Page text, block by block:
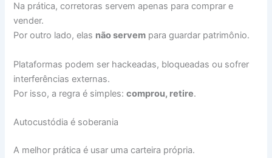
Na prática, corretoras servem apenas para comprar e
vender.
Por outro lado, elas não servem para guardar patrimônio.
Plataformas podem ser hackeadas, bloqueadas ou sofrer
interferências externas.
Por isso, a regra é simples:comprou, retire.
Autocustódia é soberania
A melhor prática é usar uma carteira própria.